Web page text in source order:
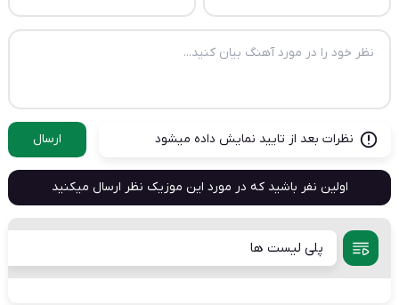
نظرات بعد از تایید نمایش داده میشود ارسال
اولین نفر باشید که در مورد این موزیک نظر ارسال میکنید
پلی لیست ها